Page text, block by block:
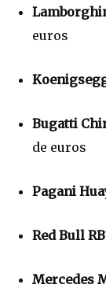
euros
Bugatti
de euros
Pagani
Red Bull
Mercedes